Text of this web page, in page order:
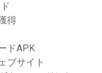
得
ドAPK
ブサイト